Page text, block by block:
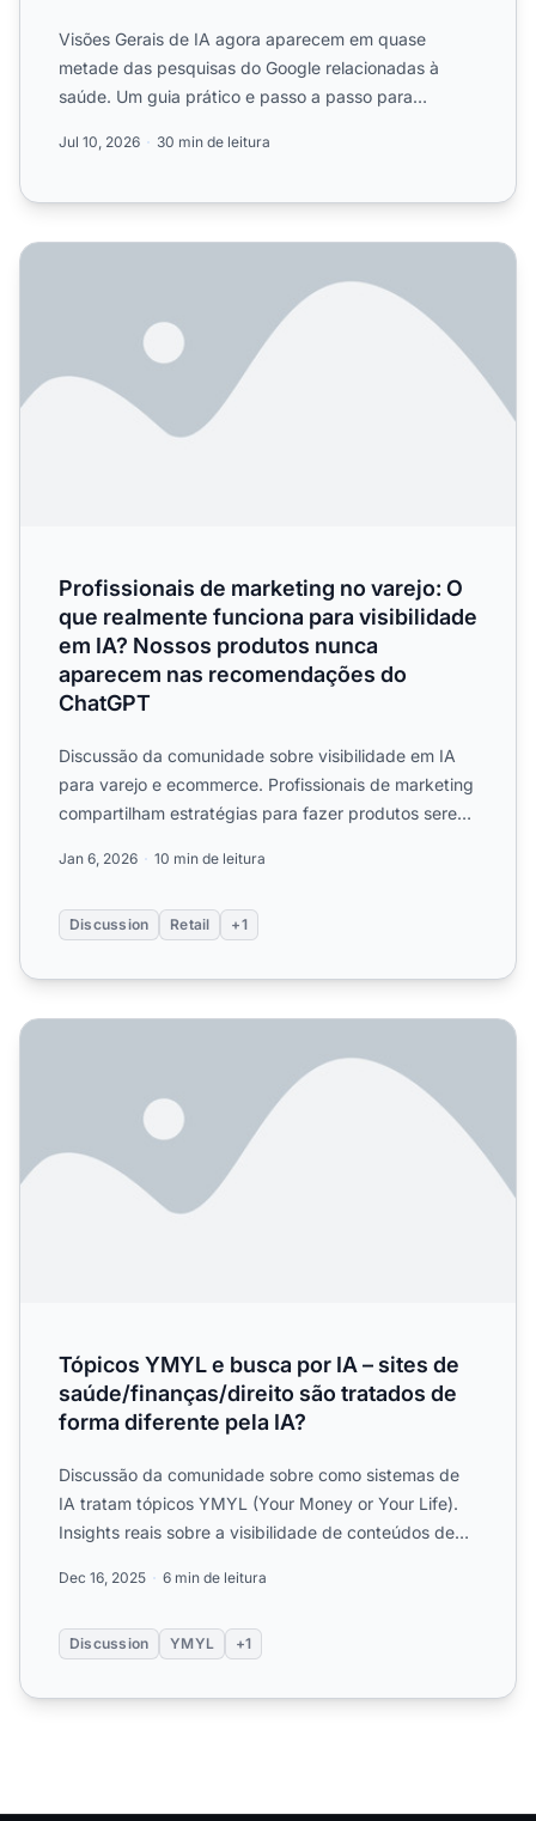
Visões Gerais de IA agora aparecem em quase
metade das pesquisas do Google relacionadas à
saúde. Um guia prático e passo a passo para
Jul 10, 2026 30 min de leitura
Profissionais de marketing no varejo: O que realmente
Profissionais de marketing no varejo: O
que realmente funciona para visibilidade
em IA? Nossos produtos nunca
aparecem nas recomendações do
ChatGPT
Discussão da comunidade sobre visibilidade em IA
para varejo e ecommerce. Profissionais de marketing
compartilham estratégias para fazer produtos serem
Jan 6, 2026 10 min de leitura
Discussion Retail +1
Tópicos YMYL e busca por IA – sites de saúde/finanças/
Tópicos YMYL e busca por IA – sites de
saúde/finanças/direito são tratados de
forma diferente pela IA?
Discussão da comunidade sobre como sistemas de
IA tratam tópicos YMYL (Your Money or Your Life).
Insights reais sobre a visibilidade de conteúdos de
Dec 16, 2025 6 min de leitura
Discussion YMYL +1